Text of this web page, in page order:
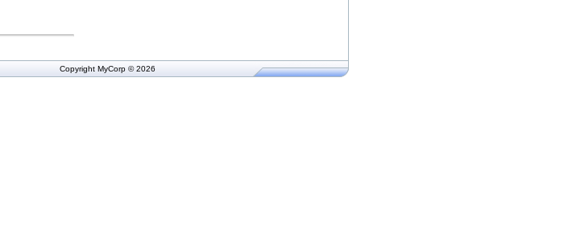
Copyright MyCorp © 2026